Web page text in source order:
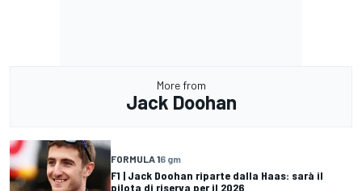
More from
Jack Doohan
FORMULA 16 gm
F1 | Jack Doohan riparte dalla Haas: sarà il
pilota di riserva per il 2026